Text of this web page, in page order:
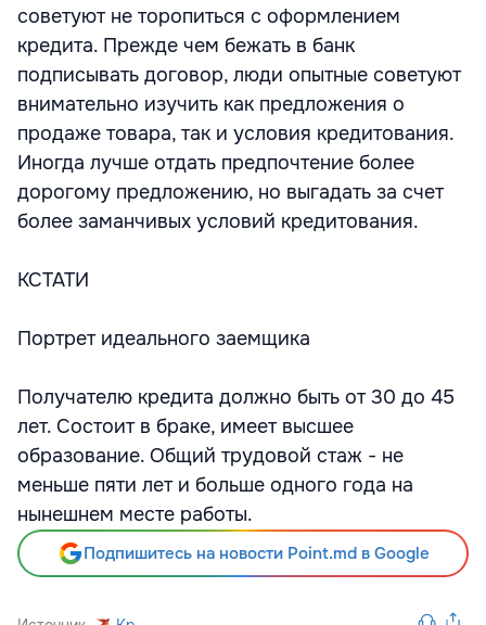
советуют не торопиться с оформлением
кредита. Прежде чем бежать в банк
подписывать договор, люди опытные советуют
внимательно изучить как предложения о
продаже товара, так и условия кредитования.
Иногда лучше отдать предпочтение более
дорогому предложению, но выгадать за счет
более заманчивых условий кредитования.
КСТАТИ
Портрет идеального заемщика
Получателю кредита должно быть от 30 до 45
лет. Состоит в браке, имеет высшее
образование. Общий трудовой стаж - не
меньше пяти лет и больше одного года на
нынешнем месте работы.
Подпишитесь на новости Point.md в Google